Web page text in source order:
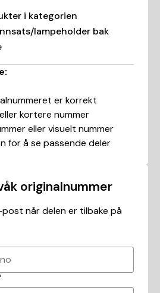
i kategorien
lampeholder bak
er korrekt
kortere nummer
eller visuelt nummer
for å se passende deler
originalnummer
post når delen er tilbake på